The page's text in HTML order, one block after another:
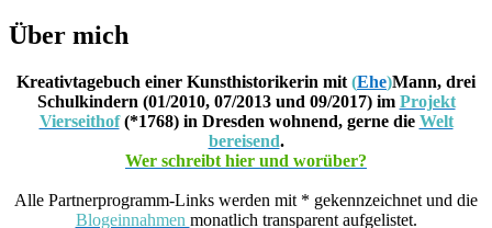
Über mich
Kreativtagebuch einer Kunsthistorikerin mit (Ehe)Mann, drei
Schulkindern (01/2010, 07/2013 und 09/2017) im Projekt
Vierseithof(*1768) in Dresden wohnend, gerne die Welt
bereisend.
Wer schreibt hier und worüber?
Alle Partnerprogramm-Links werden mit * gekennzeichnet und die
Blogeinnahmen monatlich transparent aufgelistet.